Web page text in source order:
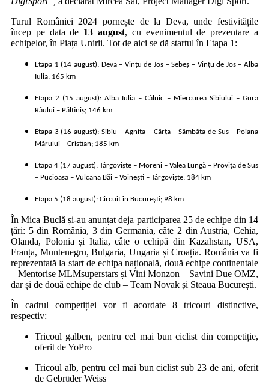
Turul României 2024 pornește de la Deva, unde festivitățile
încep pe data de 13 august, cu evenimentul de prezentare a
echipelor, în Piața Unirii. Tot de aici se dă startul în Etapa 1:
Etapa 1 (14 august): Deva – Vințu de Jos – Sebeș – Vințu de Jos – Alba
Iulia; 165 km
Etapa 2 (15 august): Alba Iulia – Câlnic – Miercurea Sibiului – Gura
Râului – Păltiniș; 146 km
Etapa 3 (16 august): Sibiu – Agnita – Cârța – Sâmbăta de Sus – Poiana
Mărului – Cristian; 185 km
Etapa 4 (17 august): Târgoviște – Moreni – Valea Lungă – Provița de Sus
– Pucioasa – Vulcana Băi – Voinești – Târgoviște; 184 km
Etapa 5 (18 august): Circuit în București; 98 km
În Mica Buclă și-au anunțat deja participarea 25 de echipe din 14
țări: 5 din România, 3 din Germania, câte 2 din Austria, Cehia,
Olanda, Polonia și Italia, câte o echipă din Kazahstan, USA,
Franța, Muntenegru, Bulgaria, Ungaria și Croația. România va fi
reprezentată la start de echipa națională, două echipe continentale
– Mentorise MLMsuperstars și Vini Monzon – Savini Due OMZ,
dar și de două echipe de club – Team Novak și Steaua București.
În cadrul competiției vor fi acordate 8 tricouri distinctive,
respectiv:
Tricoul galben, pentru cel mai bun ciclist din competiție,
oferit de YoPro
Tricoul alb, pentru cel mai bun ciclist sub 23 de ani, oferit
de Gebrüder Weiss